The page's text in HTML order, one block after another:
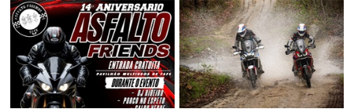
16 de agosto
duas rodas invade o Baixo
Alentejo